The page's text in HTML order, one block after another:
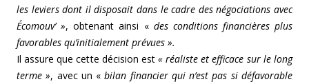
les leviers dont il disposait dans le cadre des négociations avec
Écomouv’ », obtenant ainsi «des conditions financières plus
favorables qu’initialement prévues ».
Il assure que cette décision est « réaliste et efficace sur le long
terme », avec un « bilan financier qui n’est pas si défavorable